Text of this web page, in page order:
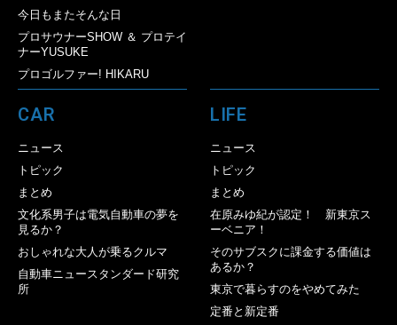
今日もまたそんな日
プロサウナーSHOW ＆ プロテイ
ナーYUSUKE
プロゴルファー! HIKARU
CAR
ニュース
トピック
まとめ
文化系男子は電気自動車の夢を
見るか？
おしゃれな大人が乗るクルマ
自動車ニュースタンダード研究
所
LIFE
ニュース
トピック
まとめ
在原みゆ紀が認定！ 新東京ス
ーベニア！
そのサブスクに課金する価値は
あるか？
東京で暮らすのをやめてみた
定番と新定番